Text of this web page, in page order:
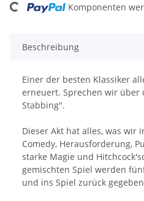
Loading... Komponenten
Beschreibung
Einer der besten Klassiker
erneuert. Sprechen wir über
Stabbing".
Dieser Akt hat alles, was wir
Comedy, Herausforderung,
starke Magie und
gemischten Spiel werden
und ins Spiel zurück